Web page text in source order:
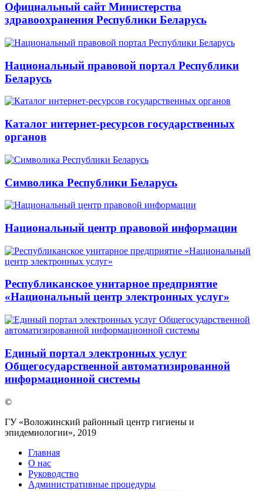
Официальный сайт Министерства
здравоохранения Республики Беларусь
Национальный правовой портал Республики
Беларусь
Каталог интернет-ресурсов государственных
органов
Символика Республики Беларусь
Национальный центр правовой информации
Республиканское унитарное предприятие
«Национальный центр электронных услуг»
Единый портал электронных услуг
Общегосударственной автоматизированной
информационной системы
©
ГУ «Воложинский районный центр гигиены и
эпидемиологии», 2019
Главная
О нас
Руководство
Административные процедуры